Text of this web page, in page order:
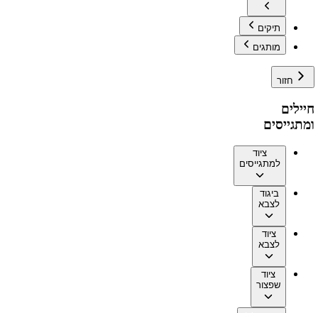
תיקים
מותגים
חזור
חיילים
ומתגייסים
ציוד
למתגייסים
ביגוד
לצבא
ציוד
לצבא
ציוד
שפצור